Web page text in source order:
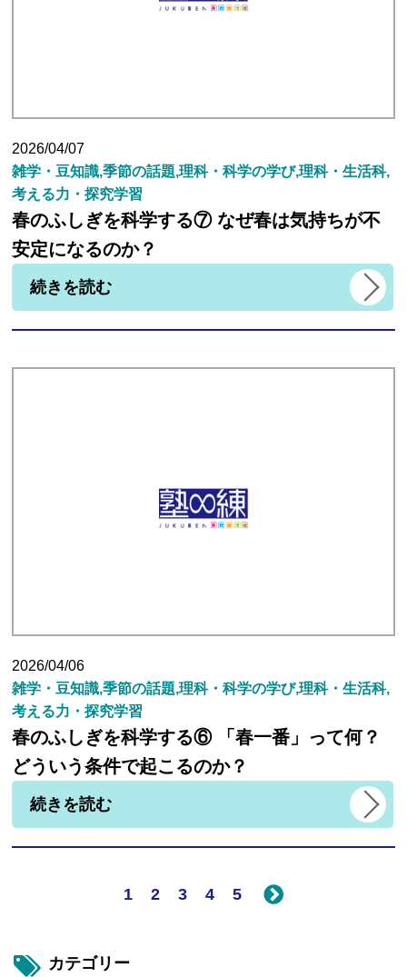
2026/04/07
雑学・豆知識,季節の話題,理科・科学の学び,理科・生活科,
考える力・探究学習
春のふしぎを科学する⑦ なぜ春は気持ちが不
安定になるのか？
続きを読む
2026/04/06
雑学・豆知識,季節の話題,理科・科学の学び,理科・生活科,
考える力・探究学習
春のふしぎを科学する⑥ 「春一番」って何？
どういう条件で起こるのか？
続きを読む
1 2 3 4 5
カテゴリー